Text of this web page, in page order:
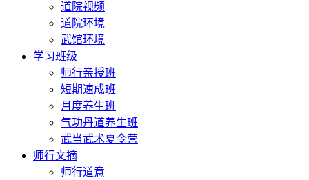
道院视频
道院环境
武馆环境
学习班级
师行亲授班
短期速成班
月度养生班
气功丹道养生班
武当武术夏令营
师行文摘
师行道意